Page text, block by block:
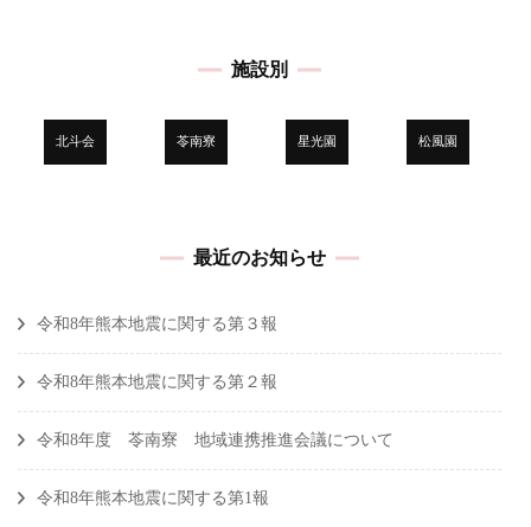
ー
シ
施設別
北斗会 苓南寮 星光園 松風園
最近のお知らせ
令和8年熊本地震に関する第３報
令和8年熊本地震に関する第２報
令和8年度 苓南寮 地域連携推進会議について
令和8年熊本地震に関する第1報